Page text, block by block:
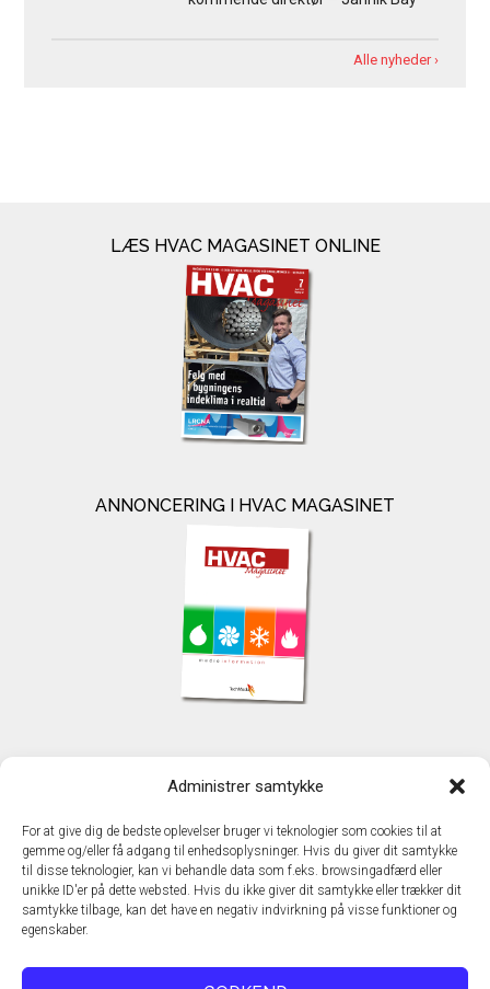
Administrer samtykke
For at give dig de bedste oplevelser bruger vi teknologier som cookies til at
gemme og/eller få adgang til enhedsoplysninger. Hvis du giver dit samtykke
til disse teknologier, kan vi behandle data som f.eks. browsingadfærd eller
unikke ID'er på dette websted. Hvis du ikke giver dit samtykke eller trækker dit
samtykke tilbage, kan det have en negativ indvirkning på visse funktioner og
egenskaber.
Alle nyheder ›
LÆS HVAC MAGASINET ONLINE
ANNONCERING I HVAC MAGASINET
TechMedia A/S
DK - 2600 Glostrup
www.techmedia.dk
Telefon: +45 43 24 26 28
E-mail:info@techmedia.dk